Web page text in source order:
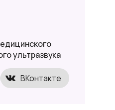
ультразвука
ВКонтакте